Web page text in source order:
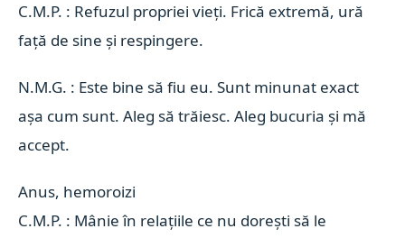
C.M.P. : Refuzul propriei vieți. Frică extremă, ură
față de sine și respingere.
N.M.G. : Este bine să fiu eu. Sunt minunat exact
așa cum sunt. Aleg să trăiesc. Aleg bucuria și mă
accept.
Anus, hemoroizi
C.M.P. : Mânie în relațiile ce nu dorești să le